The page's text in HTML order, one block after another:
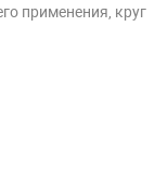
применения, круг